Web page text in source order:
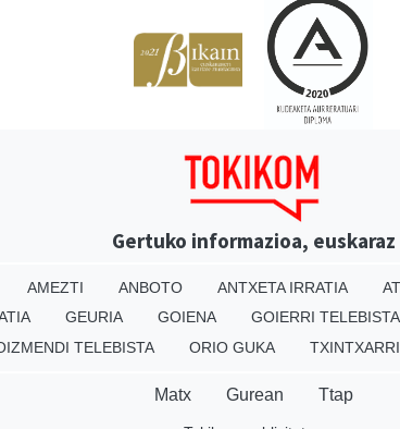
Gertuko informazioa, euskaraz
AMEZTI ANBOTO ANTXETA IRRATIA
GEURIA GOIENA GOIERRI TELEBISTA
TELEBISTA ORIO GUKA TXINTXARRI
Matx Gurean Ttap